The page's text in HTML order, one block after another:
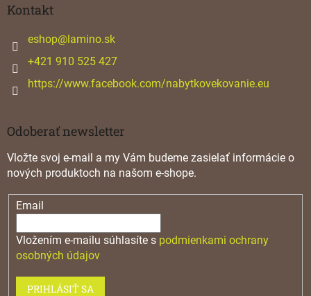
Kontakt
eshop@lamino.sk
+421 910 525 427
https://www.facebook.com/nabytkovekovanie.eu
Odoberať newsletter
Vložte svoj e-mail a my Vám budeme zasielať informácie o
nových produktoch na našom e-shope.
Email
Vložením e-mailu súhlasíte s podmienkami ochrany
osobných údajov
PRIHLÁSIŤ SA